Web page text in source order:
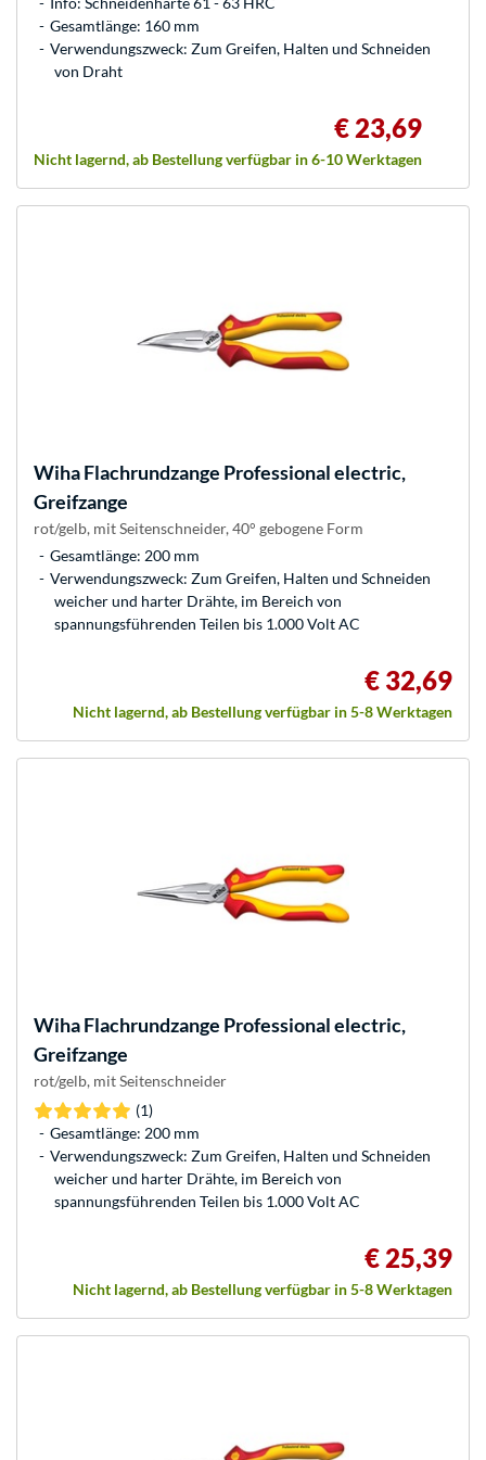
Gesamtlänge: 160 mm
Verwendungszweck: Zum Greifen, Halten und Schneiden
von Draht
€ 23,69
Nicht lagernd, ab Bestellung verfügbar in 6-10 Werktagen
WihaFlachrundzange Professional electric,
Greifzange
rot/gelb, mit Seitenschneider, 40° gebogene Form
Gesamtlänge: 200 mm
Verwendungszweck: Zum Greifen, Halten und Schneiden
weicher und harter Drähte, im Bereich von
spannungsführenden Teilen bis 1.000 Volt AC
€ 32,69
Nicht lagernd, ab Bestellung verfügbar in 5-8 Werktagen
WihaFlachrundzange Professional electric,
Greifzange
rot/gelb, mit Seitenschneider
(1)
Gesamtlänge: 200 mm
Verwendungszweck: Zum Greifen, Halten und Schneiden
weicher und harter Drähte, im Bereich von
spannungsführenden Teilen bis 1.000 Volt AC
€ 25,39
Nicht lagernd, ab Bestellung verfügbar in 5-8 Werktagen